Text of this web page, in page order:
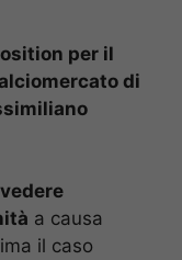
per il
di
a causa
il caso